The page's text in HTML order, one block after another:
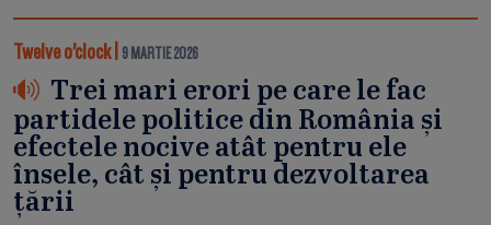
Twelve o’clock| 9 MARTIE 2026
Trei mari erori pe care le fac
partidele politice din România și
efectele nocive atât pentru ele
însele, cât și pentru dezvoltarea
țării